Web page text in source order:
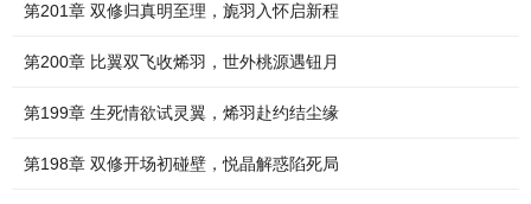
第201章 双修归真明至理，旎羽入怀启新程
第200章 比翼双飞收烯羽，世外桃源遇钮月
第199章 生死情欲试灵翼，烯羽赴约结尘缘
第198章 双修开场初碰壁，悦晶解惑陷死局